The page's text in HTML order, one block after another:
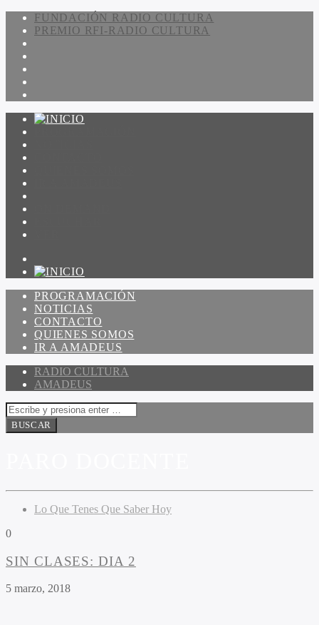
FUNDACIÓN RADIO CULTURA
PREMIO RFI-RADIO CULTURA
PROGRAMACIÓN
NOTICIAS
CONTACTO
QUIENES SOMOS
IR A AMADEUS
RADIO CULTURA
AMADEUS
Lo Que Tenes Que Saber Hoy
0
SIN CLASES: DIA 2
5 marzo, 2018